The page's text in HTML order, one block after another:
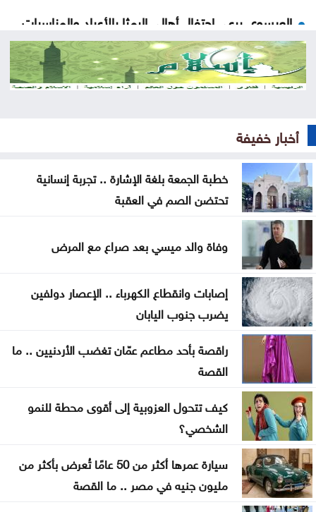
العيسوي يرعى احتفال أهالي الرمثا بالأعياد والمناسبات
الوطنية
انطلاق فعاليات مهرجان العباءة الخضراء في عجلون
اتفاق مكة للدفاع المشترك: تعاون إقليمي لا يستهدف
إيران
نقابة الصحفيين تثمن دعم الصحافة الورقية وتستكمل
تشكيل لجانها
تركيب 15 مقعدًا في مواقف الحافلات بمحيط
مستشفى الأميرة بسمة
بلغاريا تستدعي سفيرة أوكرانيا إثر انفجار مسيرة في
أراضيها
خطبة الجمعة بلغة الإشارة .. تجربة إنسانية تحتضن الصم
في العقبة
إصابة 3 عسكريين لبنانيين أثناء تفكيك ذخائر جنوبي
البلاد
لأول مرة .. تقنية VAR حاضرة في الموسم الكروي
الجديد
أخبار خفيفة
خطبة الجمعة بلغة الإشارة .. تجربة إنسانية
تحتضن الصم في العقبة
وفاة والد ميسي بعد صراع مع المرض
إصابات وانقطاع الكهرباء .. الإعصار دولفين
يضرب جنوب اليابان
راقصة بأحد مطاعم عمّان تغضب الأردنيين .. ما
القصة
كيف تتحول العزوبية إلى أقوى محطة للنمو
الشخصي؟
سيارة عمرها أكثر من 50 عامًا تُعرض بأكثر من
مليون جنيه في مصر .. ما القصة